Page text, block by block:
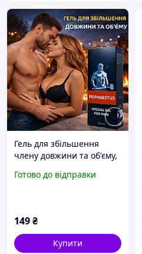
Гель для збільшення
члену довжини та об'єму,
для чоловіків Hephaestus
Готово до відправки
149₴
Купити